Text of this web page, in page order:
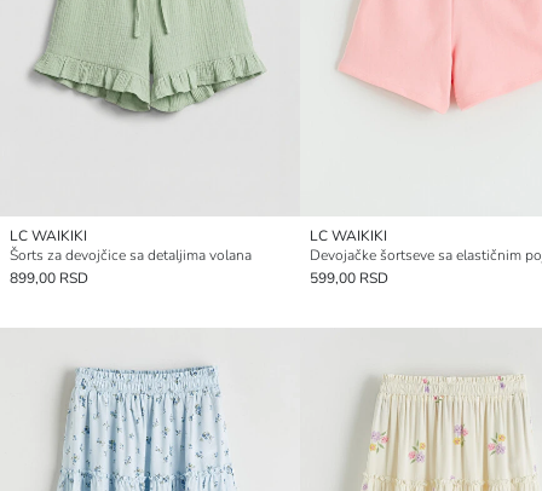
LC WAIKIKI
Šorts za devojčice sa detaljima volana
899,00 RSD
LC WAIKIKI
Devojačke šortseve sa elastičnim
599,00 RSD